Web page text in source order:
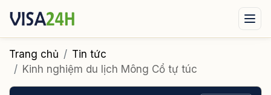
Visa xuất cảnh
Trang chủ
Tin tức
Kinh nghiệm du lịch Mông Cổ tự túc